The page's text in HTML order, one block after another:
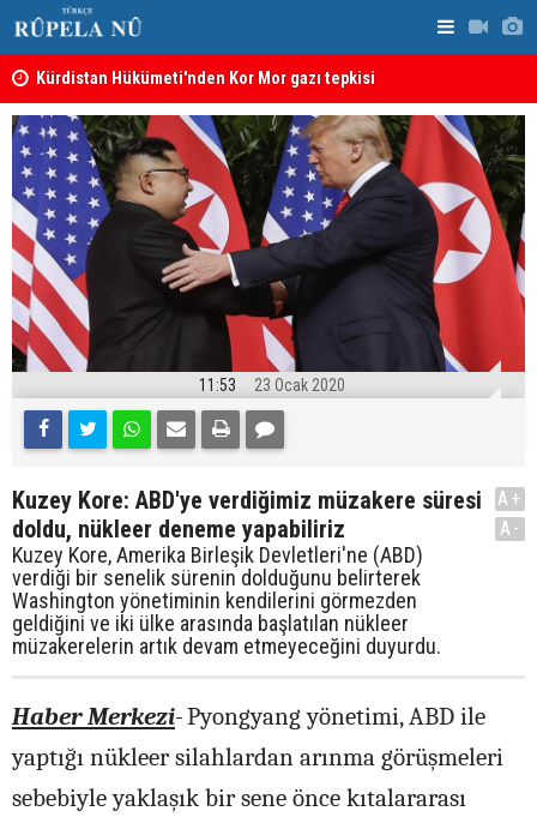
Kürdistan Hükümeti'nden Kor Mor gazı tepkisi
11:53 23 Ocak 2020
Kuzey Kore: ABD'ye verdiğimiz müzakere süresi
doldu, nükleer deneme yapabiliriz
Kuzey Kore, Amerika Birleşik Devletleri'ne (ABD)
verdiği bir senelik sürenin dolduğunu belirterek
Washington yönetiminin kendilerini görmezden
geldiğini ve iki ülke arasında başlatılan nükleer
müzakerelerin artık devam etmeyeceğini duyurdu.
A+
A-
Haber Merkezi-Pyongyang yönetimi, ABD ile
yaptığı nükleer silahlardan arınma görüşmeleri
sebebiyle yaklaşık bir sene önce kıtalararası